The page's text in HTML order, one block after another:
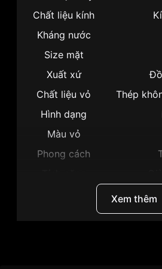
Chất liệu kính
Kháng nước
Size mặt
Xuất xứ
Chất liệu vỏ
Thép
Hình dạng
Màu vỏ
Phong cách
Xem thêm